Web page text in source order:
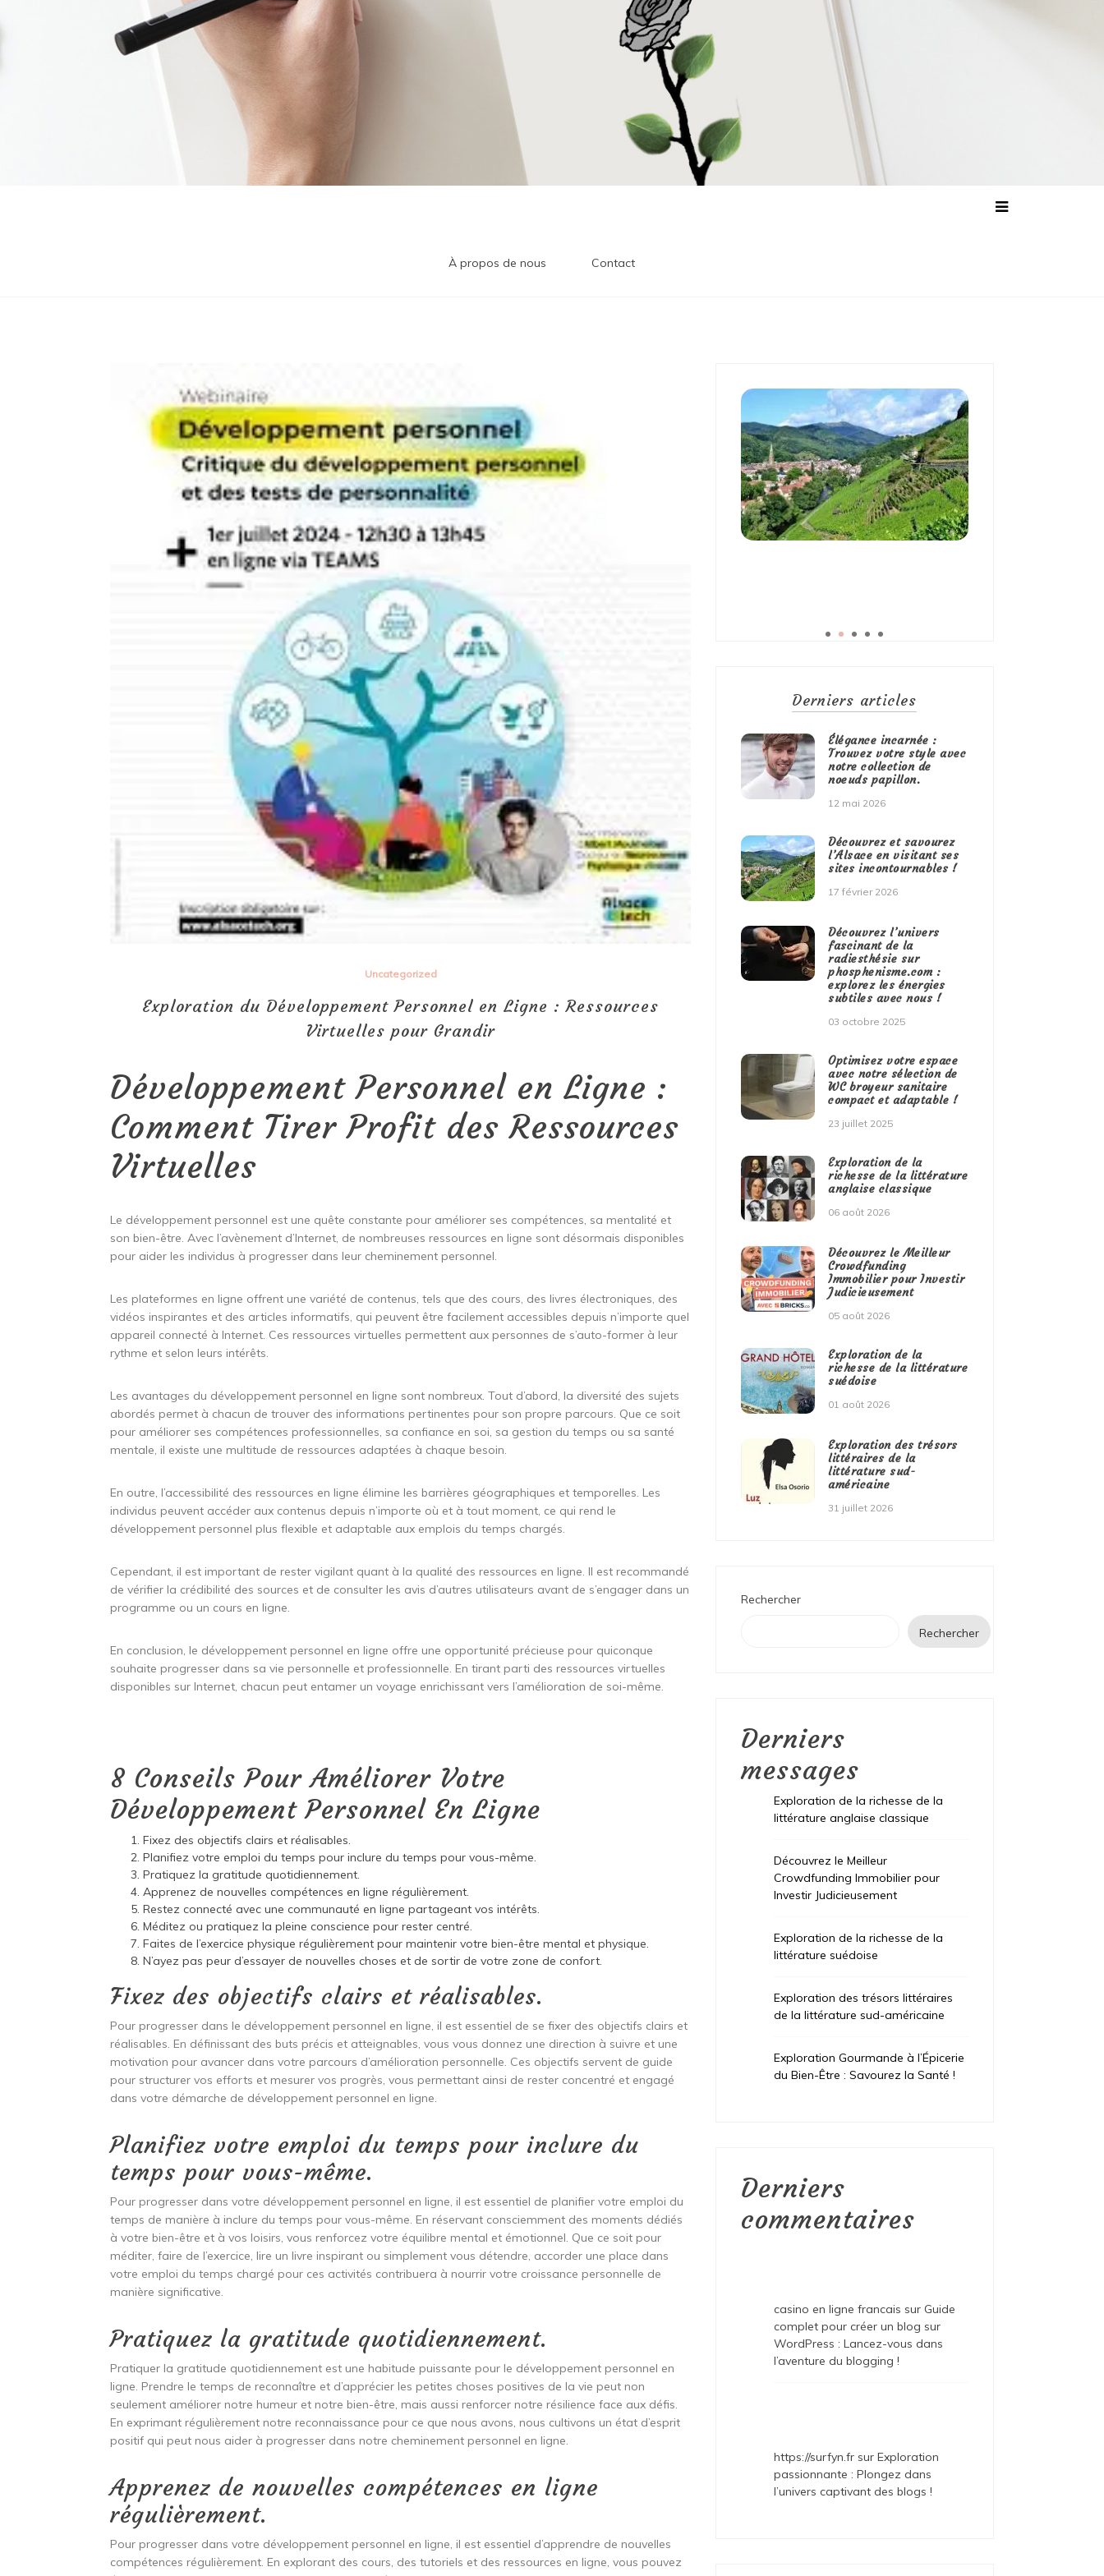
À propos de nous Contact
Uncategorized
Exploration du Développement Personnel en Ligne : Ressources
Virtuelles pour Grandir
Développement Personnel en Ligne :
Comment Tirer Profit des Ressources
Virtuelles
Le développement personnel est une quête constante pour améliorer ses compétences, sa mentalité et
son bien-être. Avec l’avènement d’Internet, de nombreuses ressources en ligne sont désormais disponibles
pour aider les individus à progresser dans leur cheminement personnel.
Les plateformes en ligne offrent une variété de contenus, tels que des cours, des livres électroniques, des
vidéos inspirantes et des articles informatifs, qui peuvent être facilement accessibles depuis n’importe quel
appareil connecté à Internet. Ces ressources virtuelles permettent aux personnes de s’auto-former à leur
rythme et selon leurs intérêts.
Les avantages du développement personnel en ligne sont nombreux. Tout d’abord, la diversité des sujets
abordés permet à chacun de trouver des informations pertinentes pour son propre parcours. Que ce soit
pour améliorer ses compétences professionnelles, sa confiance en soi, sa gestion du temps ou sa santé
mentale, il existe une multitude de ressources adaptées à chaque besoin.
En outre, l’accessibilité des ressources en ligne élimine les barrières géographiques et temporelles. Les
individus peuvent accéder aux contenus depuis n’importe où et à tout moment, ce qui rend le
développement personnel plus flexible et adaptable aux emplois du temps chargés.
Cependant, il est important de rester vigilant quant à la qualité des ressources en ligne. Il est recommandé
de vérifier la crédibilité des sources et de consulter les avis d’autres utilisateurs avant de s’engager dans un
programme ou un cours en ligne.
En conclusion, le développement personnel en ligne offre une opportunité précieuse pour quiconque
souhaite progresser dans sa vie personnelle et professionnelle. En tirant parti des ressources virtuelles
disponibles sur Internet, chacun peut entamer un voyage enrichissant vers l’amélioration de soi-même.
8 Conseils Pour Améliorer Votre
Développement Personnel En Ligne
Fixez des objectifs clairs et réalisables.
Planifiez votre emploi du temps pour inclure du temps pour vous-même.
Pratiquez la gratitude quotidiennement.
Apprenez de nouvelles compétences en ligne régulièrement.
Restez connecté avec une communauté en ligne partageant vos intérêts.
Méditez ou pratiquez la pleine conscience pour rester centré.
Faites de l’exercice physique régulièrement pour maintenir votre bien-être mental et physique.
N’ayez pas peur d’essayer de nouvelles choses et de sortir de votre zone de confort.
Fixez des objectifs clairs et réalisables.
Pour progresser dans le développement personnel en ligne, il est essentiel de se fixer des objectifs clairs et
réalisables. En définissant des buts précis et atteignables, vous vous donnez une direction à suivre et une
motivation pour avancer dans votre parcours d’amélioration personnelle. Ces objectifs servent de guide
pour structurer vos efforts et mesurer vos progrès, vous permettant ainsi de rester concentré et engagé
dans votre démarche de développement personnel en ligne.
Planifiez votre emploi du temps pour inclure du
temps pour vous-même.
Pour progresser dans votre développement personnel en ligne, il est essentiel de planifier votre emploi du
temps de manière à inclure du temps pour vous-même. En réservant consciemment des moments dédiés
à votre bien-être et à vos loisirs, vous renforcez votre équilibre mental et émotionnel. Que ce soit pour
méditer, faire de l’exercice, lire un livre inspirant ou simplement vous détendre, accorder une place dans
votre emploi du temps chargé pour ces activités contribuera à nourrir votre croissance personnelle de
manière significative.
Pratiquez la gratitude quotidiennement.
Pratiquer la gratitude quotidiennement est une habitude puissante pour le développement personnel en
ligne. Prendre le temps de reconnaître et d’apprécier les petites choses positives de la vie peut non
seulement améliorer notre humeur et notre bien-être, mais aussi renforcer notre résilience face aux défis.
En exprimant régulièrement notre reconnaissance pour ce que nous avons, nous cultivons un état d’esprit
positif qui peut nous aider à progresser dans notre cheminement personnel en ligne.
Apprenez de nouvelles compétences en ligne
régulièrement.
Pour progresser dans votre développement personnel en ligne, il est essentiel d’apprendre de nouvelles
compétences régulièrement. En explorant des cours, des tutoriels et des ressources en ligne, vous pouvez
Derniers articles
Élégance incarnée :
Trouvez votre style avec
notre collection de
noeuds papillon.
12 mai 2026
Découvrez et savourez
l’Alsace en visitant ses
sites incontournables !
17 février 2026
Découvrez l’univers
fascinant de la
radiesthésie sur
phosphenisme.com :
explorez les énergies
subtiles avec nous !
03 octobre 2025
Optimisez votre espace
avec notre sélection de
WC broyeur sanitaire
compact et adaptable !
23 juillet 2025
Exploration de la
richesse de la littérature
anglaise classique
06 août 2026
Découvrez le Meilleur
Crowdfunding
Immobilier pour Investir
Judicieusement
05 août 2026
Exploration de la
richesse de la littérature
suédoise
01 août 2026
Exploration des trésors
littéraires de la
littérature sud-
américaine
31 juillet 2026
Rechercher
Rechercher
Derniers
messages
Exploration de la richesse de la
littérature anglaise classique
Découvrez le Meilleur
Crowdfunding Immobilier pour
Investir Judicieusement
Exploration de la richesse de la
littérature suédoise
Exploration des trésors littéraires
de la littérature sud-américaine
Exploration Gourmande à l’Épicerie
du Bien-Être : Savourez la Santé !
Derniers
commentaires
casino en ligne francais sur Guide
complet pour créer un blog sur
WordPress : Lancez-vous dans
l’aventure du blogging !
https://surfyn.fr surExploration
passionnante : Plongez dans
l’univers captivant des blogs !